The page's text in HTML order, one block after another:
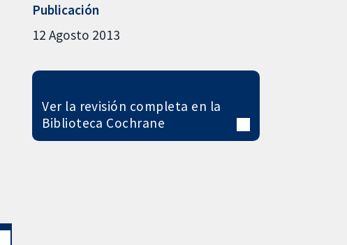
Publicación
12 Agosto 2013
Ver la revisión completa en la
Biblioteca Cochrane